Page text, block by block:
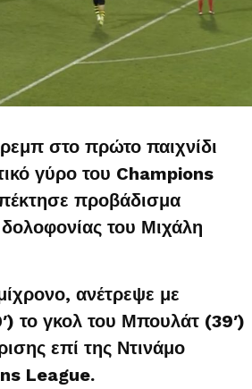
στο πρώτο παιχνίδι
γύρο του Champions
προβάδισμα
του Μιχάλη
ανέτρεψε με
το γκολ του Μπουλάτ (39′)
επί της Ντινάμο
League.